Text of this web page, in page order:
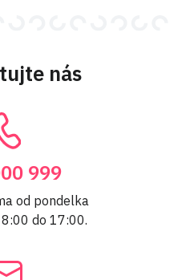
nás
999
od pondelka
do 17:00.